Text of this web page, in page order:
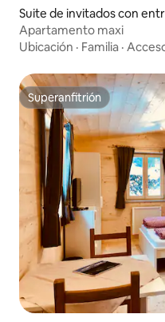
Suite de invitados con
en Bruck an der
Apartamento maxi
Ubicación · Familia ·
Superanfitrión
Superanfitrión